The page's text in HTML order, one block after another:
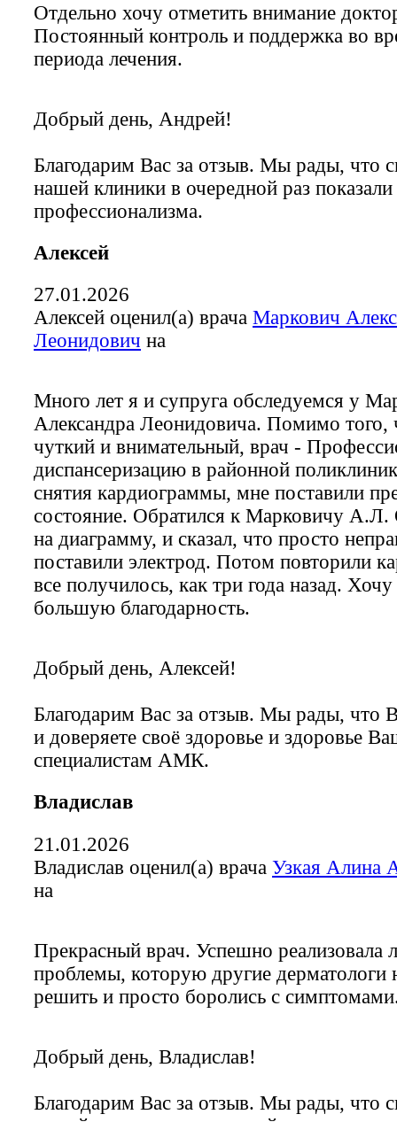
Отдельно хочу отметить внимание
Постоянный контроль и поддержка во
периода лечения.
Добрый день, Андрей!
Благодарим Вас за отзыв. Мы рады, что
нашей клиники в очередной раз показали
профессионализма.
Алексей
27.01.2026
Алексей оценил(а) врача Маркович
Леонидович на
Много лет я и супруга обследуемся у
Александра Леонидовича. Помимо того,
чуткий и внимательный, врач -
диспансеризацию в районной
снятия кардиограммы, мне поставили
состояние. Обратился к Марковичу
на диаграмму, и сказал, что просто
поставили электрод. Потом повторили
все получилось, как три года назад.
большую благодарность.
Добрый день, Алексей!
Благодарим Вас за отзыв. Мы рады, что
и доверяете своё здоровье и здоровье
специалистам АМК.
Владислав
21.01.2026
Владислав оценил(а) врача Узкая Алина
на
Прекрасный врач. Успешно реализовала
проблемы, которую другие дерматологи
решить и просто боролись с
Добрый день, Владислав!
Благодарим Вас за отзыв. Мы рады, что